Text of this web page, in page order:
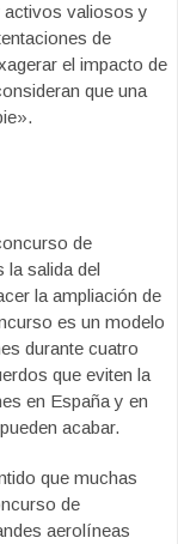
activos valiosos y
de
el impacto de
que una
de
la salida del
la ampliación de
es un modelo
durante cuatro
que eviten la
en España y en
acabar.
que muchas
de
aerolíneas